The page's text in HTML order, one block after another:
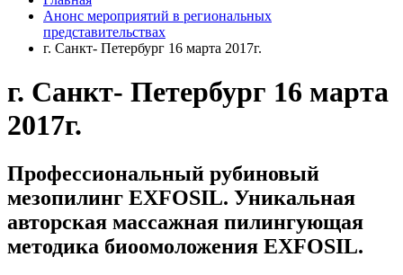
Анонс мероприятий в региональных
представительствах
г. Санкт- Петербург 16 марта 2017г.
г. Санкт- Петербург 16 марта
2017г.
Профессиональный рубиновый
мезопилинг EXFOSIL. Уникальная
авторская массажная пилингующая
методика биоомоложения EXFOSIL.